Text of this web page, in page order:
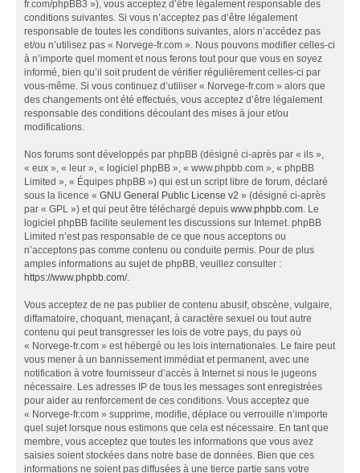
fr.com/phpBB3 »), vous acceptez d’être légalement responsable des
conditions suivantes. Si vous n’acceptez pas d’être légalement
responsable de toutes les conditions suivantes, alors n’accédez pas
et/ou n’utilisez pas « Norvege-fr.com ». Nous pouvons modifier celles-ci
à n’importe quel moment et nous ferons tout pour que vous en soyez
informé, bien qu’il soit prudent de vérifier régulièrement celles-ci par
vous-même. Si vous continuez d’utiliser « Norvege-fr.com » alors que
des changements ont été effectués, vous acceptez d’être légalement
responsable des conditions découlant des mises à jour et/ou
modifications.
Nos forums sont développés par phpBB (désigné ci-après par « ils »,
« eux », « leur », « logiciel phpBB », « www.phpbb.com », « phpBB
Limited », « Équipes phpBB ») qui est un script libre de forum, déclaré
sous la licence « GNU General Public License v2 » (désigné ci-après
par « GPL ») et qui peut être téléchargé depuis www.phpbb.com. Le
logiciel phpBB facilite seulement les discussions sur Internet. phpBB
Limited n’est pas responsable de ce que nous acceptons ou
n’acceptons pas comme contenu ou conduite permis. Pour de plus
amples informations au sujet de phpBB, veuillez consulter :
https://www.phpbb.com/.
Vous acceptez de ne pas publier de contenu abusif, obscène, vulgaire,
diffamatoire, choquant, menaçant, à caractère sexuel ou tout autre
contenu qui peut transgresser les lois de votre pays, du pays où
« Norvege-fr.com » est hébergé ou les lois internationales. Le faire peut
vous mener à un bannissement immédiat et permanent, avec une
notification à votre fournisseur d’accès à Internet si nous le jugeons
nécessaire. Les adresses IP de tous les messages sont enregistrées
pour aider au renforcement de ces conditions. Vous acceptez que
« Norvege-fr.com » supprime, modifie, déplace ou verrouille n’importe
quel sujet lorsque nous estimons que cela est nécessaire. En tant que
membre, vous acceptez que toutes les informations que vous avez
saisies soient stockées dans notre base de données. Bien que ces
informations ne soient pas diffusées à une tierce partie sans votre